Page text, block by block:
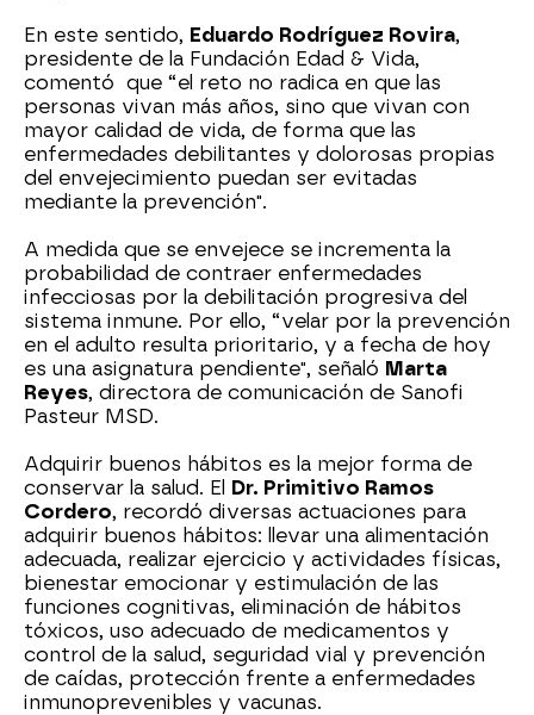
En este sentido, Eduardo Rodríguez Rovira,
presidente de la Fundación Edad & Vida,
comentó que “el reto no radica en que las
personas vivan más años, sino que vivan con
mayor calidad de vida, de forma que las
enfermedades debilitantes y dolorosas propias
del envejecimiento puedan ser evitadas
mediante la prevención".
A medida que se envejece se incrementa la
probabilidad de contraer enfermedades
infecciosas por la debilitación progresiva del
sistema inmune. Por ello, “velar por la prevención
en el adulto resulta prioritario, y a fecha de hoy
es una asignatura pendiente", señaló Marta
Reyes, directora de comunicación de Sanofi
Pasteur MSD.
Adquirir buenos hábitos es la mejor forma de
conservar la salud. El Dr. Primitivo Ramos
Cordero, recordó diversas actuaciones para
adquirir buenos hábitos: llevar una alimentación
adecuada, realizar ejercicio y actividades físicas,
bienestar emocionar y estimulación de las
funciones cognitivas, eliminación de hábitos
tóxicos, uso adecuado de medicamentos y
control de la salud, seguridad vial y prevención
de caídas, protección frente a enfermedades
inmunoprevenibles y vacunas.